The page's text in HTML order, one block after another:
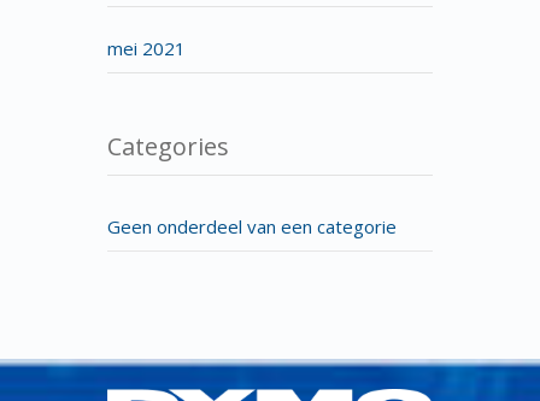
mei 2021
Categories
Geen onderdeel van een categorie